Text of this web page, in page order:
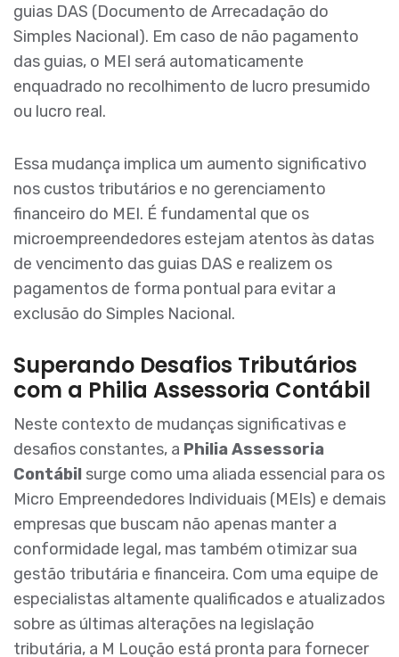
guias DAS (Documento de Arrecadação do
Simples Nacional). Em caso de não pagamento
das guias, o MEI será automaticamente
enquadrado no recolhimento de lucro presumido
ou lucro real.
Essa mudança implica um aumento significativo
nos custos tributários e no gerenciamento
financeiro do MEI. É fundamental que os
microempreendedores estejam atentos às datas
de vencimento das guias DAS e realizem os
pagamentos de forma pontual para evitar a
exclusão do Simples Nacional.
Superando Desafios Tributários
com a Philia Assessoria Contábil
Neste contexto de mudanças significativas e
desafios constantes, a Philia Assessoria
Contábil surge como uma aliada essencial para os
Micro Empreendedores Individuais (MEIs) e demais
empresas que buscam não apenas manter a
conformidade legal, mas também otimizar sua
gestão tributária e financeira. Com uma equipe de
especialistas altamente qualificados e atualizados
sobre as últimas alterações na legislação
tributária, a M Loução está pronta para fornecer